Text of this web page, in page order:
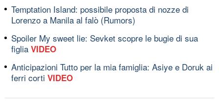
Temptation Island: possibile proposta di nozze di
Lorenzo a Manila al falò (Rumors)
Spoiler My sweet lie: Sevket scopre le bugie di sua
figlia VIDEO
Anticipazioni Tutto per la mia famiglia: Asiye e Doruk ai
ferri corti VIDEO